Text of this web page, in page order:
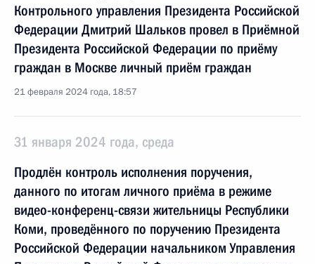
Контрольного управления Президента Российской
Федерации Дмитрий Шальков провел в Приёмной
Президента Российской Федерации по приёму
граждан в Москве личный приём граждан
21 февраля 2024 года, 18:57
31 января 2024 года, среда
Продлён контроль исполнения поручения,
данного по итогам личного приёма в режиме
видео-конференц-связи жительницы Республики
Коми, проведённого по поручению Президента
Российской Федерации начальником Управления